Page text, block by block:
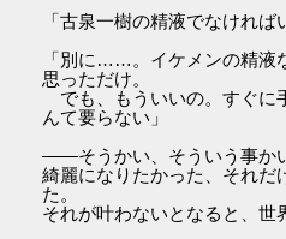
「古泉一樹の精液でなければ
「別に……。イケメンの精液
思っただけ。
でも、もういいの。すぐに
んて要らない」
――そうかい、そういう事か
綺麗になりたかった、それだ
た。
それが叶わないとなると、世